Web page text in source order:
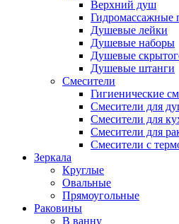
Верхний душ
Гидромассажные
Душевые лейки
Душевые наборы
Душевые
Душевые штанги
Смесители
Гигиенические
Смесители для
Смесители для
Смесители для
Смесители с
Зеркала
Круглые
Овальные
Прямоугольные
Раковины
В ванну